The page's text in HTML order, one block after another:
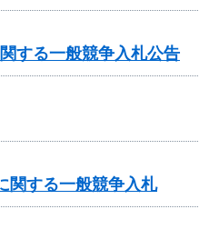
する一般競争入札公告
関する一般競争入札